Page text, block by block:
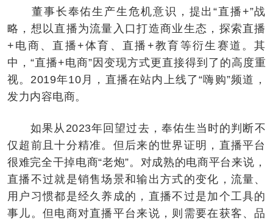
董事长奉佑生产生危机意识，提出“直播+”战
略，想以直播为流量入口打造商业生态，探索直播
+电商、直播+体育、直播+教育等衍生赛道。其
中，“直播+电商”因变现方式更直接得到了的高度重
视。2019年10月，直播在站内上线了“嗨购”频道，
发力内容电商。
如果从2023年回望过去，奉佑生当时的判断不
仅超前且十分精准。但后来的世界证明，直播平台
很难完全干掉电商“老炮”。对成熟的电商平台来说，
直播不过就是销售场景和输出方式的变化，流量、
用户习惯都是经久养成的，直播不过是加个工具的
事儿。但电商对直播平台来说，则需要在获客、品